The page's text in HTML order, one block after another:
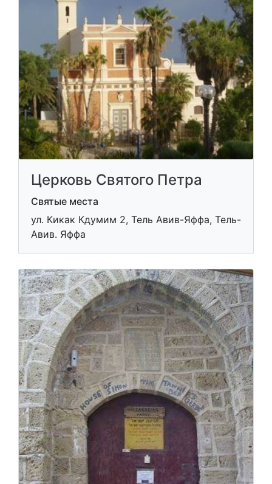
Церковь Святого Петра
Святые места
ул. Кикак Кдумим 2, Тель Авив-Яффа, Тель-
Авив. Яффа